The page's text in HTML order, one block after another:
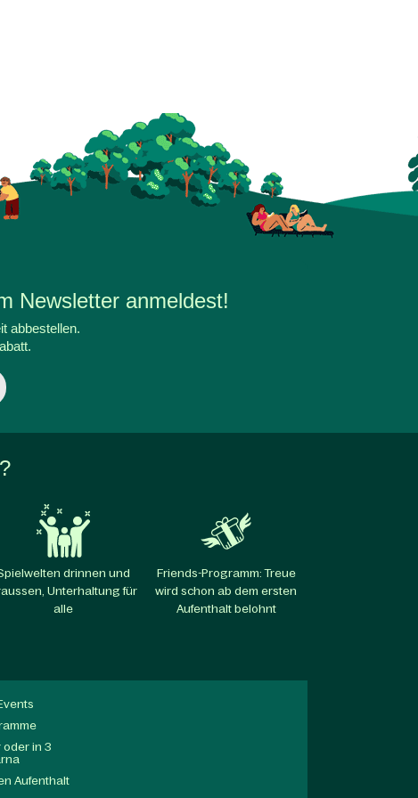
Newsletter anmeldest!
abbestellen.
drinnen und
Unterhaltung für
alle​
Friends-Programm: Treue
wird schon ab dem ersten
Aufenthalt belohnt​
oder in 3
Aufenthalt